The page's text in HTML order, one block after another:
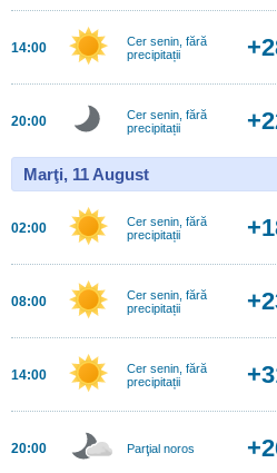
14:00
Cer senin, fără
precipitații
20:00
Cer senin, fără
precipitații
Marţi, 11 August
02:00
Cer senin, fără
precipitații
08:00
Cer senin, fără
precipitații
14:00
Cer senin, fără
precipitații
20:00 Parţial noros